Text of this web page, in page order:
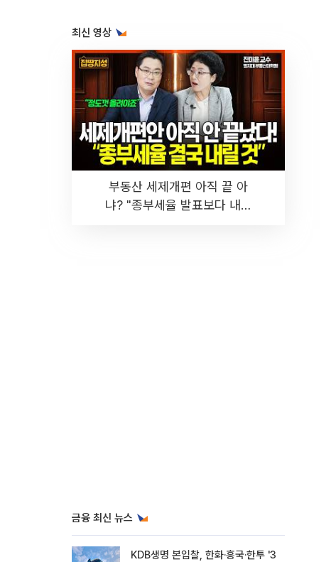
최신 영상
부동산 세제개편 아직 끝 아
냐? "종부세율 발표보다 내릴
금융 최신 뉴스
KDB생명 본입찰, 한화·흥국·한투 '3